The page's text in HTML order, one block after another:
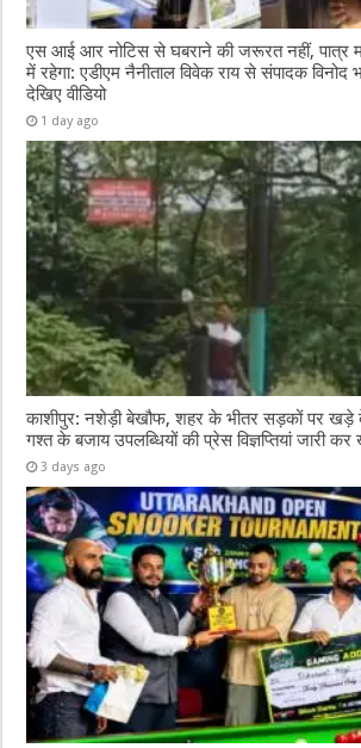
एस आई आर नोटिस से घबराने की जरूरत नहीं, पात्र
में रहेगा: एडीएम नैनीताल विवेक राय से संपादक
देखिए वीडियो
1 day ago
काशीपुर: नशेड़ी बेखौफ, शहर के भीतर सड़कों पर खड़े
गश्त के बजाय उपलब्धियों की प्रेस विज्ञप्तियां जारी
3 days ago